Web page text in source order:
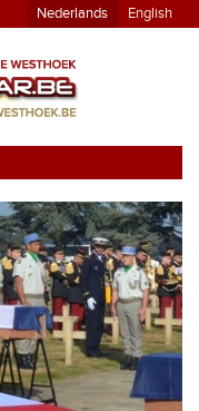
Nederlands English